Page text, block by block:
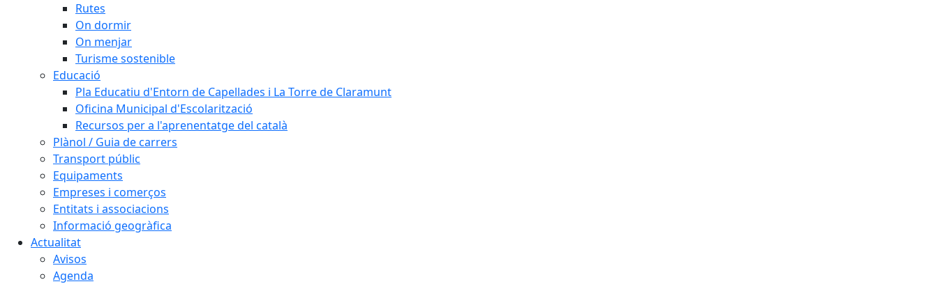
Rutes
On dormir
On menjar
Turisme sostenible
Educació
Pla Educatiu d'Entorn de Capellades i La Torre de Claramunt
Oficina Municipal d'Escolarització
Recursos per a l'aprenentatge del català
Plànol / Guia de carrers
Transport públic
Equipaments
Empreses i comerços
Entitats i associacions
Informació geogràfica
Actualitat
Avisos
Agenda